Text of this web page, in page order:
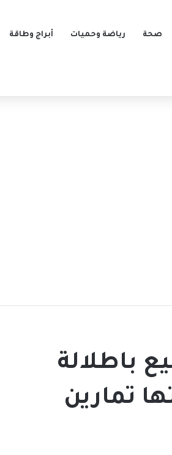
صحة رياضة وحميات أبراج وطاقة
باطلالة
تمارين